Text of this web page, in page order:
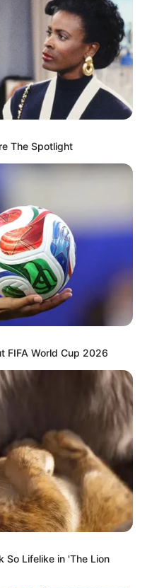
The Spotlight
FIFA World Cup 2026
So Lifelike in 'The Lion